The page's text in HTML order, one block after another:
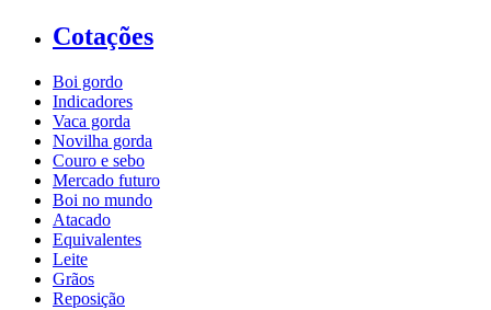
Cotações
Boi gordo
Indicadores
Vaca gorda
Novilha gorda
Couro e sebo
Mercado futuro
Boi no mundo
Atacado
Equivalentes
Leite
Grãos
Reposição